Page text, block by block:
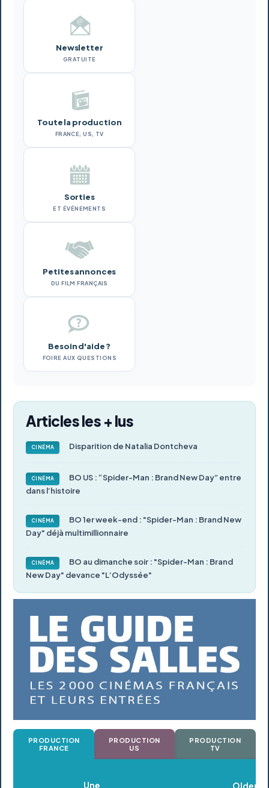
Newsletter
GRATUITE
Toute la production
FRANCE, US, TV
Sorties
ET ÉVÉNEMENTS
Petites annonces
DU FILM FRANÇAIS
Besoin d'aide ?
FOIRE AUX QUESTIONS
Articles les + lus
CINÉMA Disparition de Natalia Dontcheva
CINÉMA
BO US : “Spider-Man : Brand New Day” entre
dans l’histoire
CINÉMA
BO 1er week-end : "Spider-Man : Brand New
Day" déjà multimillionnaire
CINÉMA
BO au dimanche soir : "Spider-Man : Brand
New Day" devance "L’Odyssée"
PRODUCTION
FRANCE
PRODUCTION
US
PRODUCTION
TV